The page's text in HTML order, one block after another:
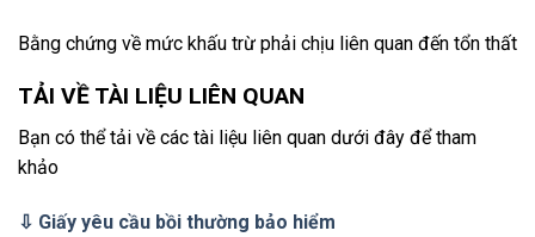
Bằng chứng về mức khấu trừ phải chịu liên quan đến tổn thất
TẢI VỀ TÀI LIỆU LIÊN QUAN
Bạn có thể tải về các tài liệu liên quan dưới đây để tham
khảo
⇩ Giấy yêu cầu bồi thường bảo hiểm